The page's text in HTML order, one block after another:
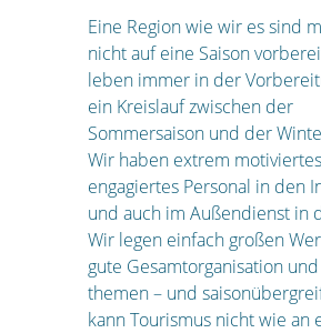
Eine Region wie wir es sind
nicht auf eine Saison
leben immer in der
ein Kreislauf zwischen der
Sommersaison und der
Wir haben extrem
engagiertes Personal in den
und auch im Außendienst in
Wir legen einfach großen
gute Gesamtorganisation
themen – und
kann Tourismus nicht wie an